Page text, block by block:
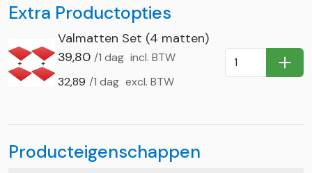
Extra Productopties
Valmatten Set (4 matten)
39,80 /1 dag incl. BTW
32,89 /1 dag excl. BTW
In
Producteigenschappen